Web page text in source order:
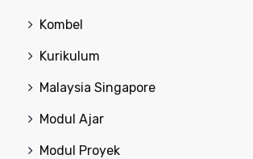
Kombel
Kurikulum
Malaysia Singapore
Modul Ajar
Modul Proyek